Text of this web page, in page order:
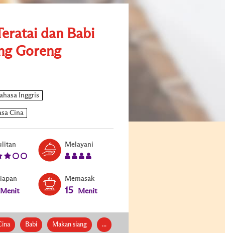
dan Babi
Goreng
Melayani
Menit
Memasak
15 Menit
Babi Makan siang ...